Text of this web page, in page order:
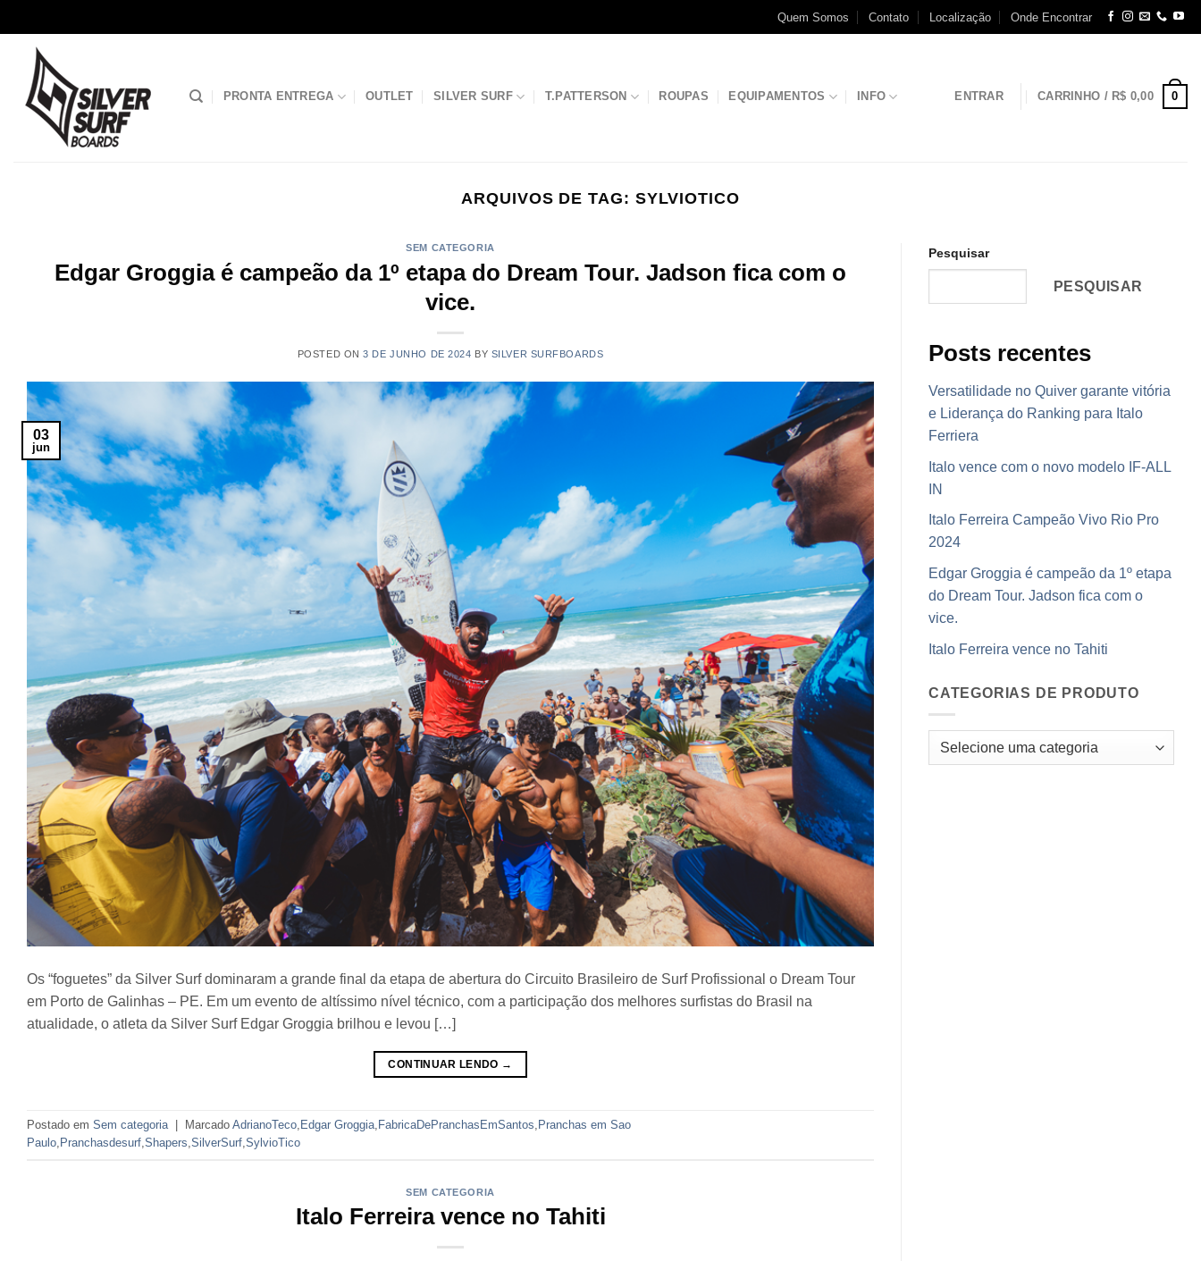
to
content
Quem Somos Contato Localização Onde Encontrar
PRONTA ENTREGA OUTLET SILVER SURF T.PATTERSON ROUPAS EQUIPAMENTOS INFO ENTRAR CARRINHO / R$ 0,00 0
ARQUIVOS DE TAG: SYLVIOTICO
SEM CATEGORIA
Edgar Groggia é campeão da 1º etapa do Dream Tour. Jadson fica com o
vice.
POSTED ON3 DE JUNHO DE 2024 BY SILVER SURFBOARDS
03
jun
Os “foguetes” da Silver Surf dominaram a grande final da etapa de abertura do Circuito Brasileiro de Surf Profissional o Dream Tour
em Porto de Galinhas – PE. Em um evento de altíssimo nível técnico, com a participação dos melhores surfistas do Brasil na
atualidade, o atleta da Silver Surf Edgar Groggia brilhou e levou […]
CONTINUAR LENDO →
Postado em Sem categoria Marcado AdrianoTeco, Edgar Groggia, FabricaDePranchasEmSantos, Pranchas em Sao
Paulo, Pranchasdesurf,Shapers,SilverSurf,SylvioTico
SEM CATEGORIA
Italo Ferreira vence no Tahiti
Pesquisar
PESQUISAR
Posts recentes
Versatilidade no Quiver garante vitória
e Liderança do Ranking para Italo
Ferriera
Italo vence com o novo modelo IF-ALL
IN
Italo Ferreira Campeão Vivo Rio Pro
2024
Edgar Groggia é campeão da 1º etapa
do Dream Tour. Jadson fica com o
vice.
Italo Ferreira vence no Tahiti
CATEGORIAS DE PRODUTO